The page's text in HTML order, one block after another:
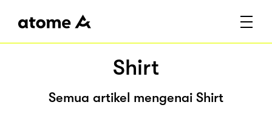
Shirt
Semua artikel mengenai Shirt